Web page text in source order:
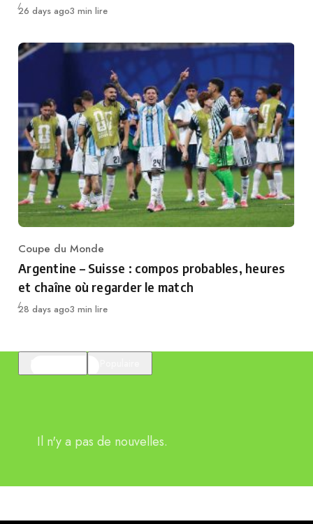
Publié
26 days ago3 min lire
Category
Coupe du Monde
Argentine – Suisse : compos probables, heures
et chaîne où regarder le match
Publié
28 days ago3 min lire
Il n'y a pas de nouvelles.